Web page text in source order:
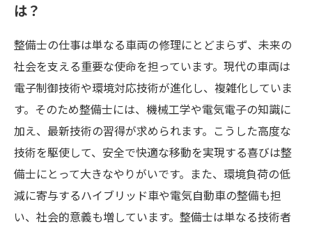
は？
整備士の仕事は単なる車両の修理にとどまらず、未来の
社会を支える重要な使命を担っています。現代の車両は
電子制御技術や環境対応技術が進化し、複雑化していま
す。そのため整備士には、機械工学や電気電子の知識に
加え、最新技術の習得が求められます。こうした高度な
技術を駆使して、安全で快適な移動を実現する喜びは整
備士にとって大きなやりがいです。また、環境負荷の低
減に寄与するハイブリッド車や電気自動車の整備も担
い、社会的意義も増しています。整備士は単なる技術者